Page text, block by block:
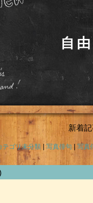
自
新着
テゴリ未分類|写真俳句 写真